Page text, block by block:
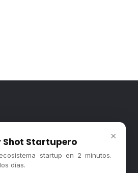
×
Shot Startupero
startup en 2 minutos.
días.